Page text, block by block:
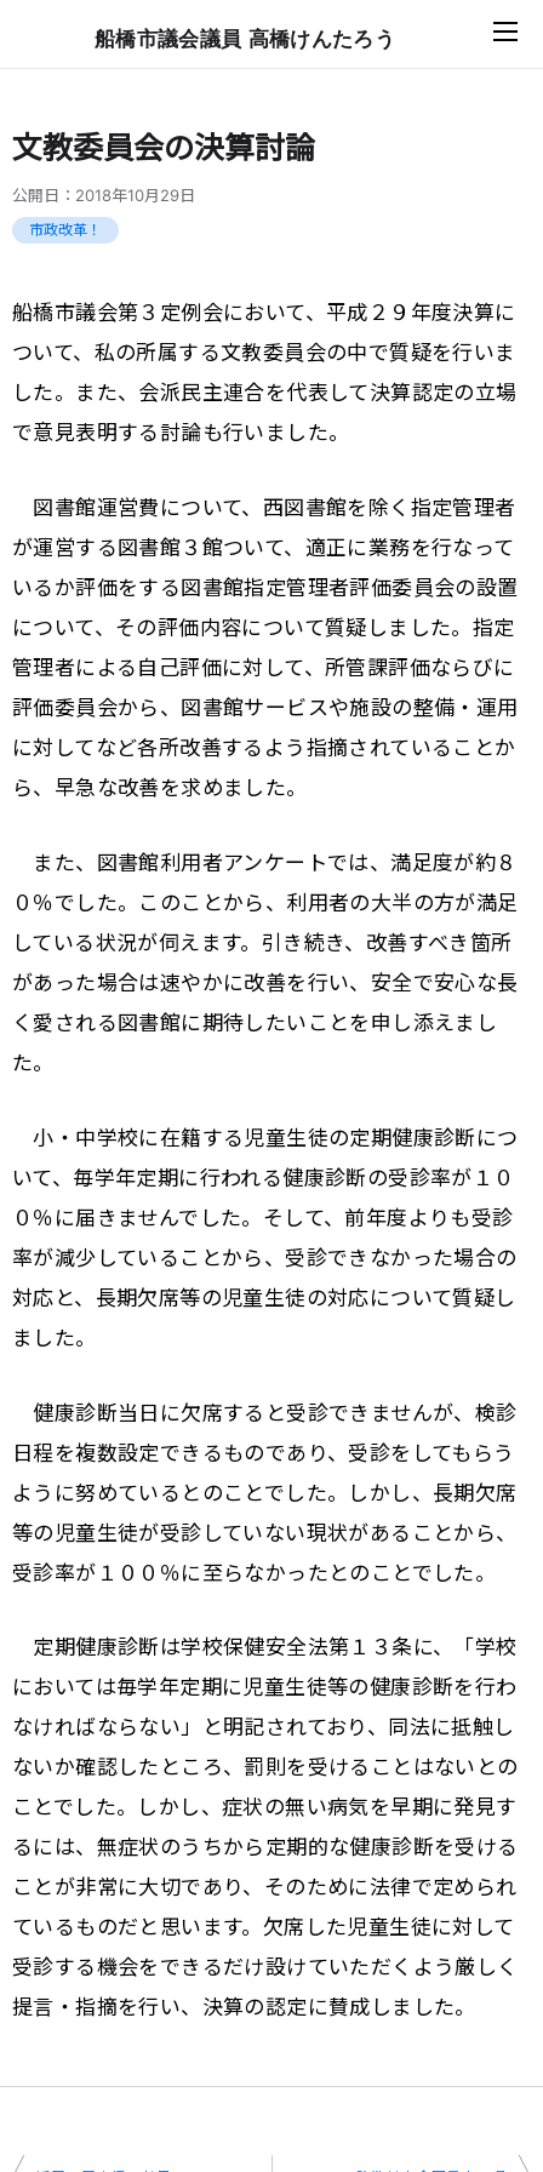
船橋市議会議員 高橋けんたろう
文教委員会の決算討論
公開日： 2018年10月29日
市政改革！
船橋市議会第３定例会において、平成２９年度決算に
ついて、私の所属する文教委員会の中で質疑を行いま
した。また、会派民主連合を代表して決算認定の立場
で意見表明する討論も行いました。
図書館運営費について、西図書館を除く指定管理者
が運営する図書館３館ついて、適正に業務を行なって
いるか評価をする図書館指定管理者評価委員会の設置
について、その評価内容について質疑しました。指定
管理者による自己評価に対して、所管課評価ならびに
評価委員会から、図書館サービスや施設の整備・運用
に対してなど各所改善するよう指摘されていることか
ら、早急な改善を求めました。
また、図書館利用者アンケートでは、満足度が約８
０％でした。このことから、利用者の大半の方が満足
している状況が伺えます。引き続き、改善すべき箇所
があった場合は速やかに改善を行い、安全で安心な長
く愛される図書館に期待したいことを申し添えまし
た。
小・中学校に在籍する児童生徒の定期健康診断につ
いて、毎学年定期に行われる健康診断の受診率が１０
０％に届きませんでした。そして、前年度よりも受診
率が減少していることから、受診できなかった場合の
対応と、長期欠席等の児童生徒の対応について質疑し
ました。
健康診断当日に欠席すると受診できませんが、検診
日程を複数設定できるものであり、受診をしてもらう
ように努めているとのことでした。しかし、長期欠席
等の児童生徒が受診していない現状があることから、
受診率が１００％に至らなかったとのことでした。
定期健康診断は学校保健安全法第１３条に、「学校
においては毎学年定期に児童生徒等の健康診断を行わ
なければならない」と明記されており、同法に抵触し
ないか確認したところ、罰則を受けることはないとの
ことでした。しかし、症状の無い病気を早期に発見す
るには、無症状のうちから定期的な健康診断を受ける
ことが非常に大切であり、そのために法律で定められ
ているものだと思います。欠席した児童生徒に対して
受診する機会をできるだけ設けていただくよう厳しく
提言・指摘を行い、決算の認定に賛成しました。